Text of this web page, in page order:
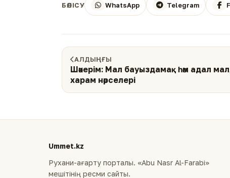
БӨЛІСУ WhatsApp Telegram
АЛДЫҢҒЫ
Шәкерім: Мал бауыздамақ һәм адал
харам нәрселері
Ummet.kz
Рухани-ағарту порталы. «Abu Nasr Al-Farabi»
мешітінің ресми сайты.